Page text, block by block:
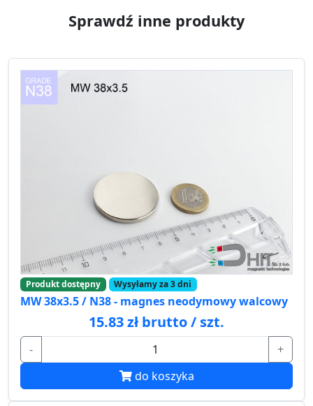
Sprawdź inne produkty
Produkt dostępny Wysyłamy za 3 dni
MW 38x3.5 / N38 - magnes neodymowy walcowy
15.83 zł brutto / szt.
-
+
do koszyka